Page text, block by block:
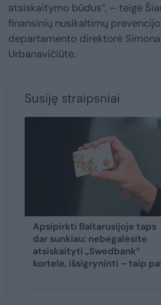
atsiskaitymo būdus“, – teigė
finansinių nusikaltimų
departamento direktorė Simona
Urbanavičiūtė.
Susiję straipsniai
Apsipirkti Baltarusijoje taps
dar sunkiau: nebegalėsite
atsiskaityti „Swedbank“
kortele, išsigryninti – taip